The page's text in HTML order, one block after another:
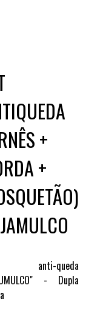
+
+
anti-queda
- Dupla